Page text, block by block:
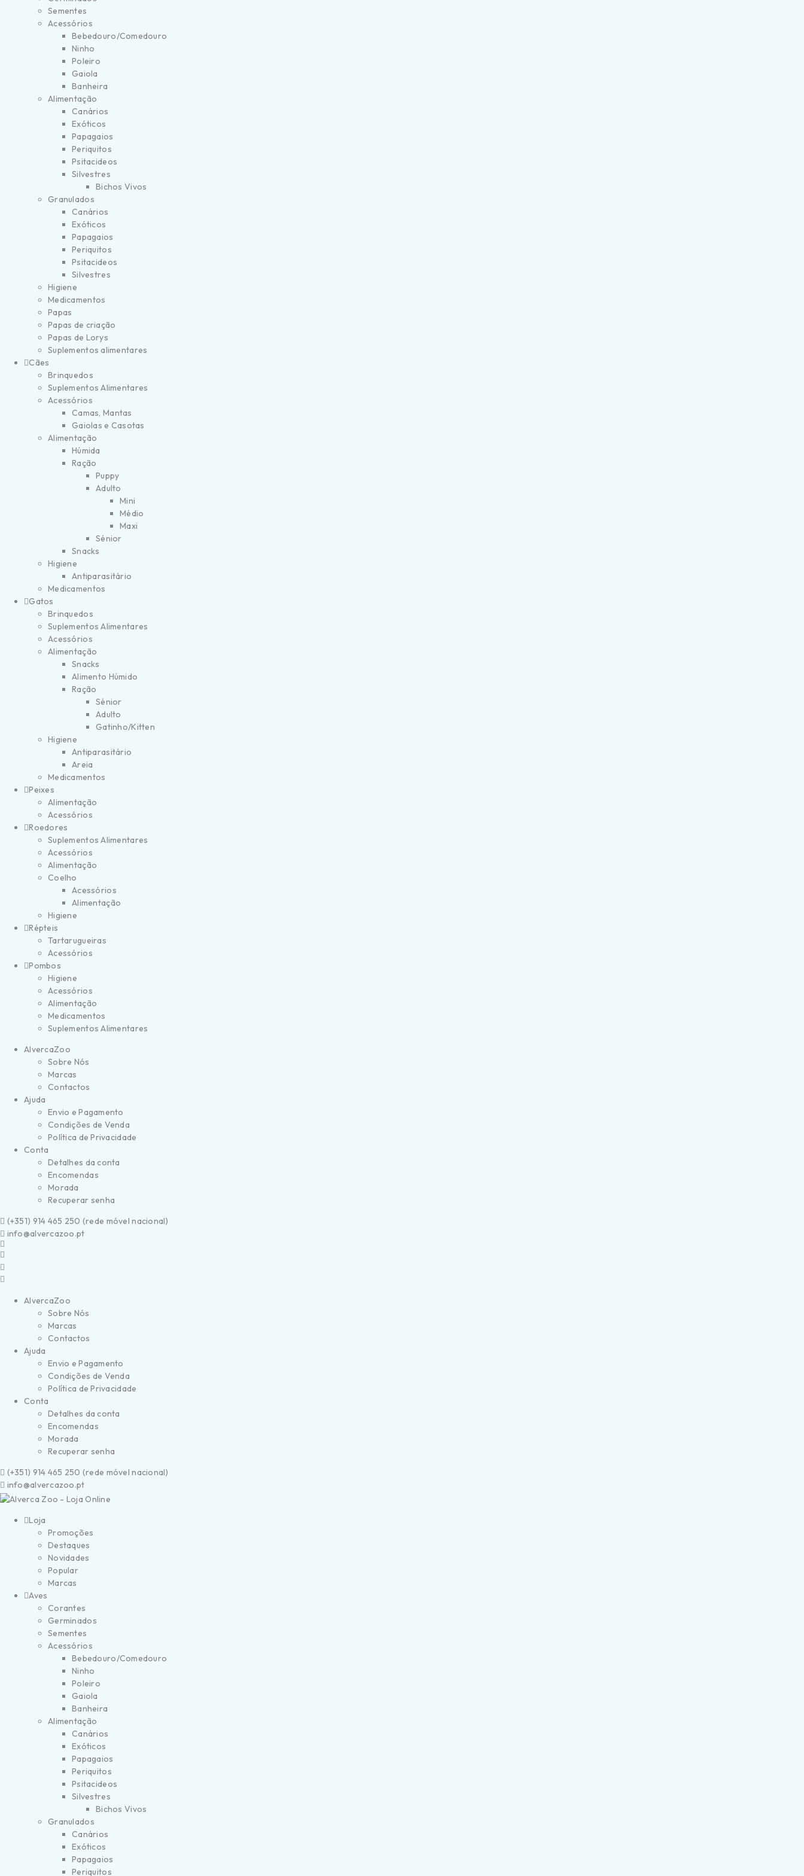
Sementes
Acessórios
Bebedouro/Comedouro
Ninho
Poleiro
Gaiola
Banheira
Alimentação
Canários
Exóticos
Papagaios
Periquitos
Psitacideos
Silvestres
Bichos Vivos
Granulados
Canários
Exóticos
Papagaios
Periquitos
Psitacideos
Silvestres
Higiene
Medicamentos
Papas
Papas de criação
Papas de Lorys
Suplementos alimentares
Cães
Brinquedos
Suplementos Alimentares
Acessórios
Camas, Mantas
Gaiolas e Casotas
Alimentação
Húmida
Ração
Puppy
Adulto
Mini
Médio
Maxi
Sénior
Snacks
Higiene
Antiparasitário
Medicamentos
Gatos
Brinquedos
Suplementos Alimentares
Acessórios
Alimentação
Snacks
Alimento Húmido
Ração
Sénior
Adulto
Gatinho/Kitten
Higiene
Antiparasitário
Areia
Medicamentos
Peixes
Alimentação
Acessórios
Roedores
Suplementos Alimentares
Acessórios
Alimentação
Coelho
Acessórios
Alimentação
Higiene
Répteis
Tartarugueiras
Acessórios
Pombos
Higiene
Acessórios
Alimentação
Medicamentos
Suplementos Alimentares
AlvercaZoo
Sobre Nós
Marcas
Contactos
Ajuda
Envio e Pagamento
Condições de Venda
Política de Privacidade
Conta
Detalhes da conta
Encomendas
Morada
Recuperar senha
(+351) 914 465 250 (rede móvel nacional)
info@alvercazoo.pt
AlvercaZoo
Sobre Nós
Marcas
Contactos
Ajuda
Envio e Pagamento
Condições de Venda
Política de Privacidade
Conta
Detalhes da conta
Encomendas
Morada
Recuperar senha
(+351) 914 465 250 (rede móvel nacional)
info@alvercazoo.pt
Loja
Promoções
Destaques
Novidades
Popular
Marcas
Aves
Corantes
Germinados
Sementes
Acessórios
Bebedouro/Comedouro
Ninho
Poleiro
Gaiola
Banheira
Alimentação
Canários
Exóticos
Papagaios
Periquitos
Psitacideos
Silvestres
Bichos Vivos
Granulados
Canários
Exóticos
Papagaios
Periquitos